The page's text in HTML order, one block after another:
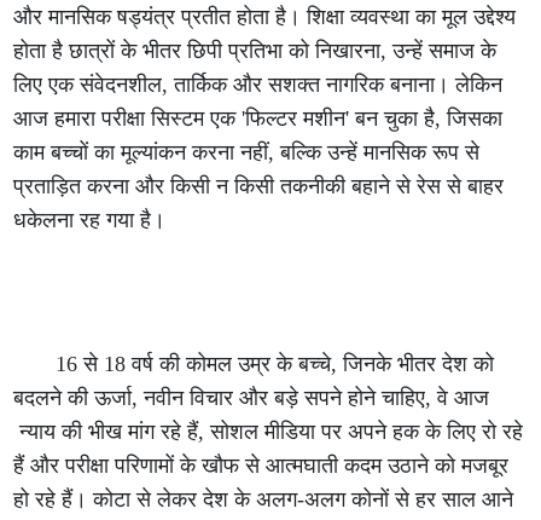
और मानसिक षड्यंत्र प्रतीत होता है। शिक्षा व्यवस्था का मूल उद्देश्य
होता है छात्रों के भीतर छिपी प्रतिभा को निखारना, उन्हें समाज के
लिए एक संवेदनशील, तार्किक और सशक्त नागरिक बनाना। लेकिन
आज हमारा परीक्षा सिस्टम एक 'फिल्टर मशीन' बन चुका है, जिसका
काम बच्चों का मूल्यांकन करना नहीं, बल्कि उन्हें मानसिक रूप से
प्रताड़ित करना और किसी न किसी तकनीकी बहाने से रेस से बाहर
धकेलना रह गया है।
16 से 18 वर्ष की कोमल उम्र के बच्चे, जिनके भीतर देश को
बदलने की ऊर्जा, नवीन विचार और बड़े सपने होने चाहिए, वे आज
न्याय की भीख मांग रहे हैं, सोशल मीडिया पर अपने हक के लिए रो रहे
हैं और परीक्षा परिणामों के खौफ से आत्मघाती कदम उठाने को मजबूर
हो रहे हैं। कोटा से लेकर देश के अलग-अलग कोनों से हर साल आने